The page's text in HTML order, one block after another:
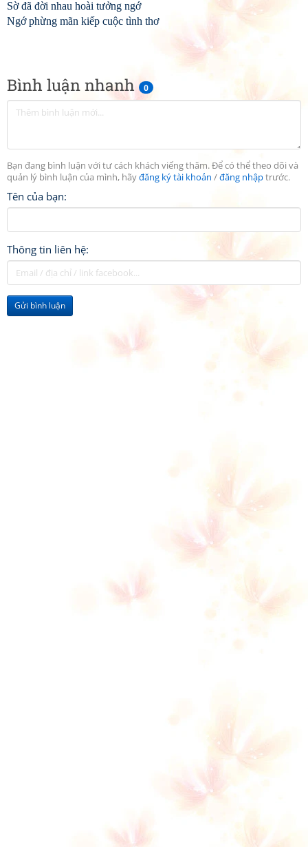
Bình luận nhanh 0
Bạn đang bình luận với tư cách khách viếng thăm. Để có thể theo dõi và
quản lý bình luận của mình, hãyđăng ký tài khoản /đăng nhậptrước.
Tên của bạn:
Thông tin liên hệ:
Gửi bình luận
Sờ đã đời nhau hoài tưởng ngớ
Ngớ phừng mãn kiếp cuộc tình thơ